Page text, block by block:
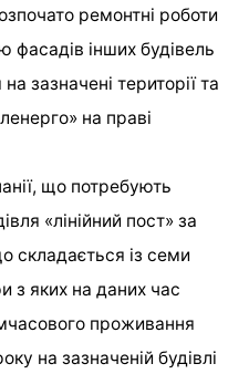
ремонтні роботи
фасадів інших будівель
зазначені території та
на праві
що потребують
«лінійний пост» за
складається із семи
з яких на даних час
проживання
на зазначеній будівлі